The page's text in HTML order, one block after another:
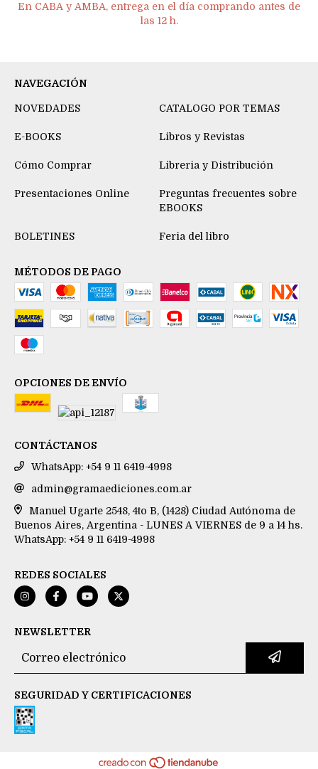
En CABA y AMBA, entrega en el día comprando antes de
las 12 h.
NAVEGACIÓN
NOVEDADES CATALOGO POR TEMAS
E-BOOKS Libros y Revistas
Cómo Comprar Libreria y Distribución
Presentaciones Online
Preguntas frecuentes sobre
EBOOKS
BOLETINES Feria del libro
MÉTODOS DE PAGO
OPCIONES DE ENVÍO
CONTÁCTANOS
WhatsApp: +54 9 11 6419-4998
admin@gramaediciones.com.ar
Manuel Ugarte 2548, 4to B, (1428) Ciudad Autónoma de
Buenos Aires, Argentina - LUNES A VIERNES de 9 a 14 hs.
WhatsApp: +54 9 11 6419-4998
REDES SOCIALES
NEWSLETTER
SEGURIDAD Y CERTIFICACIONES